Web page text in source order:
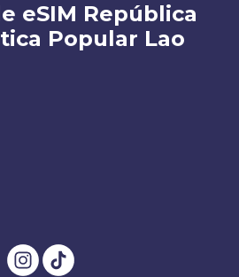
eSIM República
Popular Lao